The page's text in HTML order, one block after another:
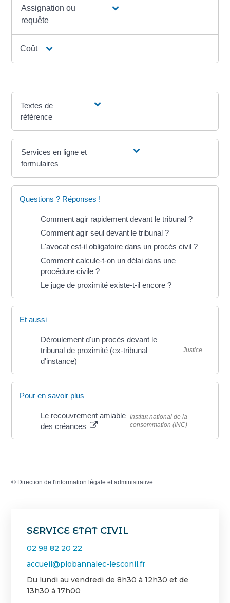
SERVICE ETAT CIVIL
02 98 82 20 22
accueil@plobannalec-lesconil.fr
Du lundi au vendredi de 8h30 à 12h30 et de
13h30 à 17h00
Assignation ou
requête
Coût
Textes de
référence
Services en ligne et
formulaires
Questions ? Réponses !
Comment agir rapidement devant le tribunal ?
Comment agir seul devant le tribunal ?
L'avocat est-il obligatoire dans un procès civil ?
Comment calcule-t-on un délai dans une
procédure civile ?
Le juge de proximité existe-t-il encore ?
Et aussi
Déroulement d'un procès devant le
tribunal de proximité (ex-tribunal
d'instance)
Justice
Pour en savoir plus
Le recouvrement amiable
des créances
Institut national de la
consommation (INC)
© Direction de l'information légale et administrative